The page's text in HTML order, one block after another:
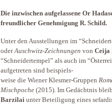
Die inzwischen aufgelassene Or
freundlicher Genehmigung R. Schild.
Unter den Ausstellungen im
oderAuschwitz-Zeichnungen von Ceija
“Schneidertempel” als auch im
aufgetreten sind beispiels-
weise die Wiener Klesmer-Gruppen
Mischpoche (2015). Im Gedächtnis
Barzilai unter Beteiligung eines